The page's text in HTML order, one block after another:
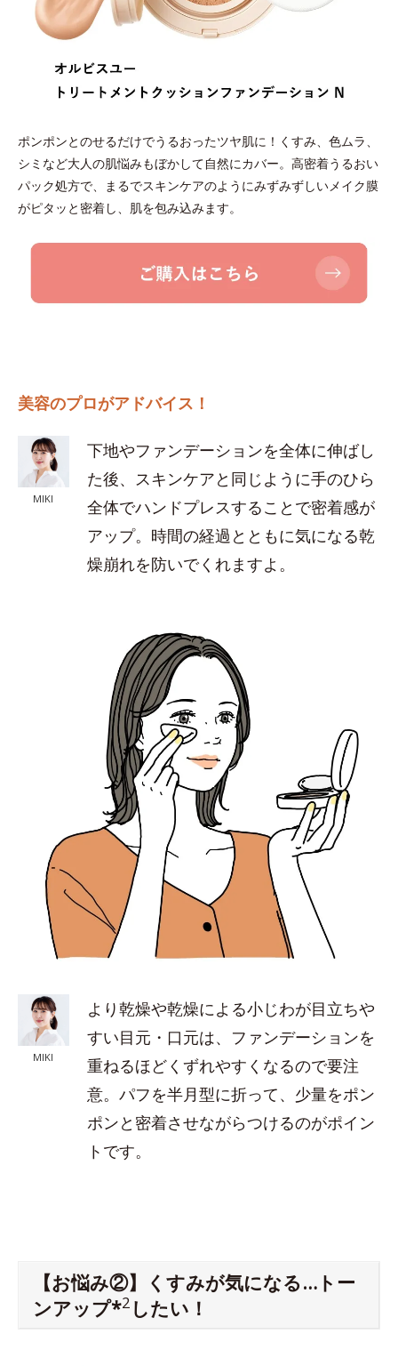
ポンポンとのせるだけでうるおったツヤ肌に！くすみ、色ムラ、
シミなど大人の肌悩みもぼかして自然にカバー。高密着うるおい
パック処方で、まるでスキンケアのようにみずみずしいメイク膜
がピタッと密着し、肌を包み込みます。
美容のプロがアドバイス！
MIKI
下地やファンデーションを全体に伸ばし
た後、スキンケアと同じように手のひら
全体でハンドプレスすることで密着感が
アップ。時間の経過とともに気になる乾
燥崩れを防いでくれますよ。
MIKI
より乾燥や乾燥による小じわが目立ちや
すい目元・口元は、ファンデーションを
重ねるほどくずれやすくなるので要注
意。パフを半月型に折って、少量をポン
ポンと密着させながらつけるのがポイン
トです。
【お悩み②】くすみが気になる…トー
ンアップ*2 したい！